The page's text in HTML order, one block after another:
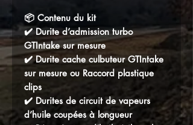
📦 Contenu du kit
✔️ Durite d’admission turbo
GTIntake sur mesure
✔️ Durite cache culbuteur GTIntake
sur mesure ou Raccord plastique
clips
✔️ Durites de circuit de vapeurs
d’huile coupées à longueur